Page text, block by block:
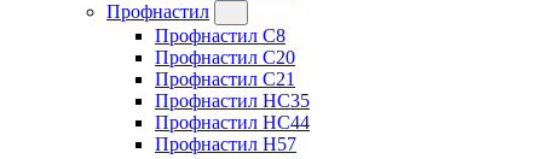
Профнастил
Профнастил C8
Профнастил C20
Профнастил C21
Профнастил HC35
Профнастил HC44
Профнастил H57